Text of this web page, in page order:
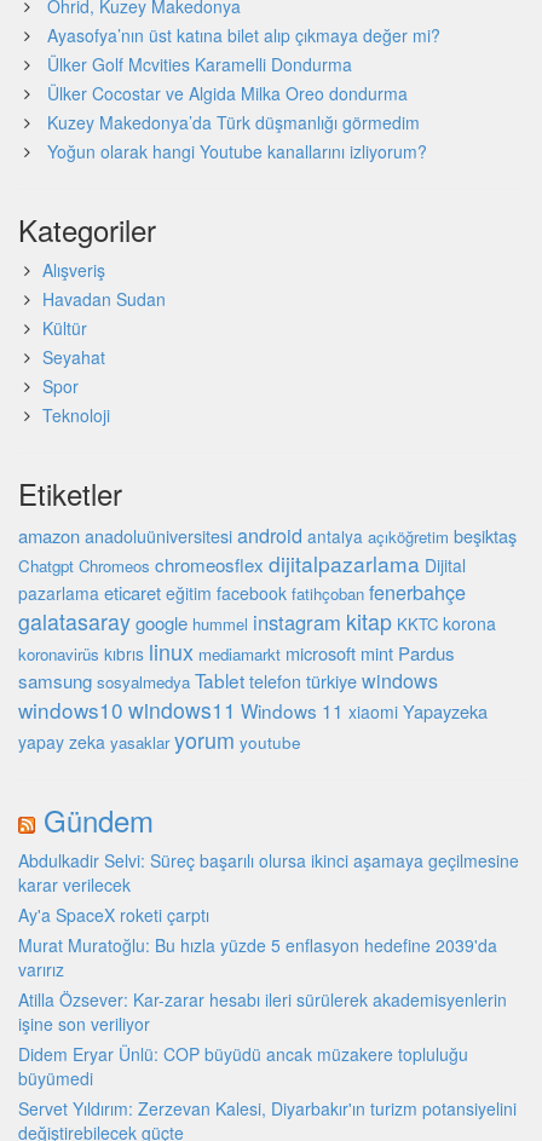
Ohrid, Kuzey Makedonya
Ayasofya’nın üst katına bilet alıp çıkmaya değer mi?
Ülker Golf Mcvities Karamelli Dondurma
Ülker Cocostar ve Algida Milka Oreo dondurma
Kuzey Makedonya’da Türk düşmanlığı görmedim
Yoğun olarak hangi Youtube kanallarını izliyorum?
Kategoriler
Alışveriş
Havadan Sudan
Kültür
Seyahat
Spor
Teknoloji
Etiketler
amazon anadoluüniversitesi android antalya açıköğretim beşiktaş
Chatgpt Chromeos chromeosflex dijitalpazarlama Dijital
pazarlama eticaret eğitim facebook fatihçoban fenerbahçe
galatasaraygoogle hummel instagram kitap KKTC korona
koronavirüs kıbrıs linux mediamarkt microsoft mint Pardus
samsung sosyalmedya Tablet telefon türkiyewindows
windows10 windows11 Windows 11 xiaomi Yapayzeka
yapay zeka yasaklar yorum youtube
Gündem
Abdulkadir Selvi: Süreç başarılı olursa ikinci aşamaya geçilmesine
karar verilecek
Ay'a SpaceX roketi çarptı
Murat Muratoğlu: Bu hızla yüzde 5 enflasyon hedefine 2039'da
varırız
Atilla Özsever: Kar-zarar hesabı ileri sürülerek akademisyenlerin
işine son veriliyor
Didem Eryar Ünlü: COP büyüdü ancak müzakere topluluğu
büyümedi
Servet Yıldırım: Zerzevan Kalesi, Diyarbakır'ın turizm potansiyelini
değiştirebilecek güçte